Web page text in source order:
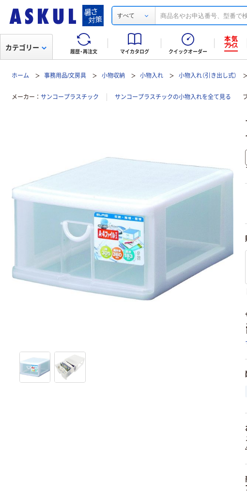
すべて
履歴・再注文 マイカタログ クイックオーダー
カテゴリー
ホーム 事務用品/文房具 小物収納 小物入れ 小物入れ（引き出し式）
メーカー サンコープラスチック サンコープラスチックの小物入れを全て見る